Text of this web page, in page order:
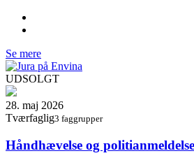
Se mere
UDSOLGT
28. maj 2026
Tværfaglig3 faggrupper
Håndhævelse og